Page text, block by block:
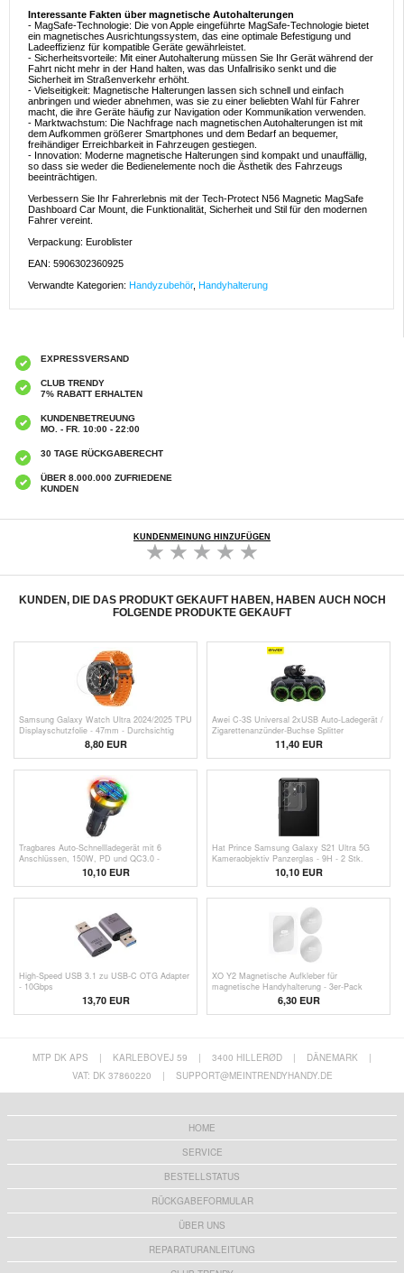
Interessante Fakten über magnetische Autohalterungen
- MagSafe-Technologie: Die von Apple eingeführte MagSafe-Technologie bietet
ein magnetisches Ausrichtungssystem, das eine optimale Befestigung und
Ladeeffizienz für kompatible Geräte gewährleistet.
- Sicherheitsvorteile: Mit einer Autohalterung müssen Sie Ihr Gerät während der
Fahrt nicht mehr in der Hand halten, was das Unfallrisiko senkt und die
Sicherheit im Straßenverkehr erhöht.
- Vielseitigkeit: Magnetische Halterungen lassen sich schnell und einfach
anbringen und wieder abnehmen, was sie zu einer beliebten Wahl für Fahrer
macht, die ihre Geräte häufig zur Navigation oder Kommunikation verwenden.
- Marktwachstum: Die Nachfrage nach magnetischen Autohalterungen ist mit
dem Aufkommen größerer Smartphones und dem Bedarf an bequemer,
freihändiger Erreichbarkeit in Fahrzeugen gestiegen.
- Innovation: Moderne magnetische Halterungen sind kompakt und unauffällig,
so dass sie weder die Bedienelemente noch die Ästhetik des Fahrzeugs
beeinträchtigen.
Verbessern Sie Ihr Fahrerlebnis mit der Tech-Protect N56 Magnetic MagSafe
Dashboard Car Mount, die Funktionalität, Sicherheit und Stil für den modernen
Fahrer vereint.
Verpackung: Euroblister
EAN: 5906302360925
Verwandte Kategorien: Handyzubehör, Handyhalterung
EXPRESSVERSAND
CLUB TRENDY
7% RABATT ERHALTEN
KUNDENBETREUUNG
MO. - FR. 10:00 - 22:00
30 TAGE RÜCKGABERECHT
ÜBER 8.000.000 ZUFRIEDENE
KUNDEN
KUNDENMEINUNG HINZUFÜGEN
KUNDEN, DIE DAS PRODUKT GEKAUFT HABEN, HABEN AUCH NOCH
FOLGENDE PRODUKTE GEKAUFT
Samsung Galaxy Watch Ultra 2024/2025 TPU
Displayschutzfolie - 47mm - Durchsichtig
8,80 EUR
Awei C-3S Universal 2xUSB Auto-Ladegerät /
Zigarettenanzünder-Buchse Splitter
11,40 EUR
Tragbares Auto-Schnellladegerät mit 6
Anschlüssen, 150W, PD und QC3.0 -
10,10 EUR
Hat Prince Samsung Galaxy S21 Ultra 5G
Kameraobjektiv Panzerglas - 9H - 2 Stk.
10,10 EUR
High-Speed USB 3.1 zu USB-C OTG Adapter
- 10Gbps
13,70 EUR
XO Y2 Magnetische Aufkleber für
magnetische Handyhalterung - 3er-Pack
6,30 EUR
MTP DK APS | KARLEBOVEJ 59 | 3400 HILLERØD | DÄNEMARK
|
VAT: DK 37860220
| SUPPORT@MEINTRENDYHANDY.DE
HOME
SERVICE
BESTELLSTATUS
RÜCKGABEFORMULAR
ÜBER UNS
REPARATURANLEITUNG